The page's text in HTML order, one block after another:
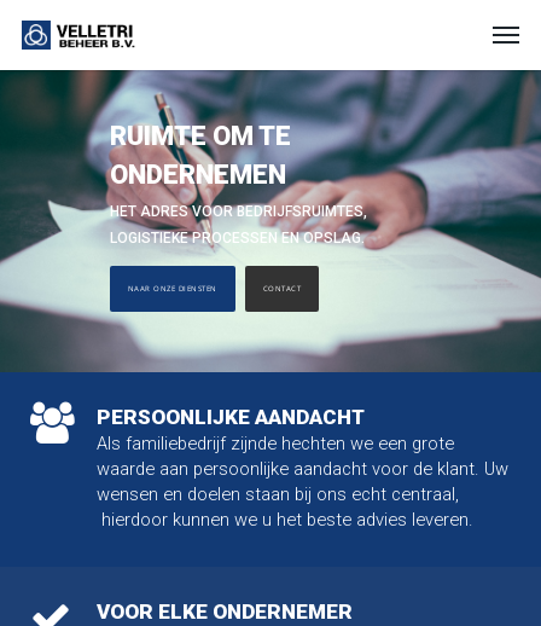
RUIMTE OM TE
ONDERNEMEN
HET ADRES VOOR BEDRIJFSRUIMTES,
LOGISTIEKE PROCESSEN EN OPSLAG.
NAAR ONZE DIENSTEN CONTACT
PERSOONLIJKE AANDACHT
Als familiebedrijf zijnde hechten we een grote
waarde aan persoonlijke aandacht voor de klant. Uw
wensen en doelen staan bij ons echt centraal,
hierdoor kunnen we u het beste advies leveren.
VOOR ELKE ONDERNEMER